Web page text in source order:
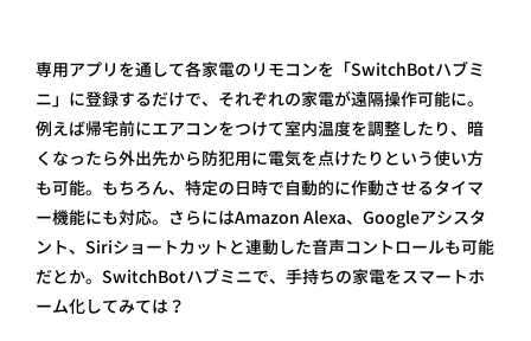
専用アプリを通して各家電のリモコンを「SwitchBotハブミ
ニ」に登録するだけで、それぞれの家電が遠隔操作可能に。
例えば帰宅前にエアコンをつけて室内温度を調整したり、暗
くなったら外出先から防犯用に電気を点けたりという使い方
も可能。もちろん、特定の日時で自動的に作動させるタイマ
ー機能にも対応。さらにはAmazon Alexa、Googleアシスタ
ント、Siriショートカットと連動した音声コントロールも可能
だとか。SwitchBotハブミニで、手持ちの家電をスマートホ
ーム化してみては？